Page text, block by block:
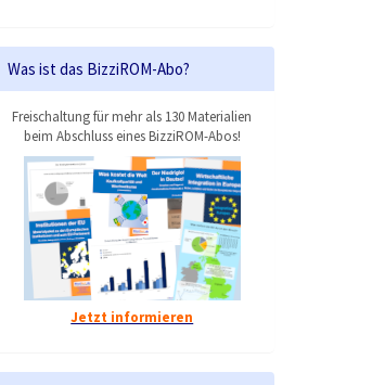
Was ist das BizziROM-Abo?
Freischaltung für mehr als 130 Materialien
beim Abschluss eines BizziROM-Abos!
Jetzt informieren